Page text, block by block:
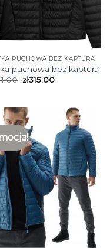
PUCHOWA BEZ KAPTURA
puchowa bez kaptura
zł315.00